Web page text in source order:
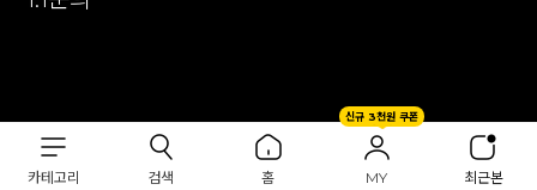
카테고리 검색 홈
신규 3천원 쿠폰
MY 최근본
CUSTOMER CENTER
1644-2309